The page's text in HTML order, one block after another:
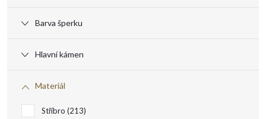
Barva šperku
Hlavní kámen
Materiál
Stříbro 213